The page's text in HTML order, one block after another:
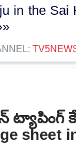
in the Sai
ట్యాపింగ్
sheet